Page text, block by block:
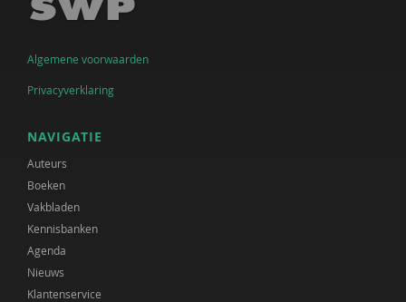
Algemene voorwaarden
Privacyverklaring
NAVIGATIE
Auteurs
Boeken
Vakbladen
Kennisbanken
Agenda
Nieuws
Klantenservice